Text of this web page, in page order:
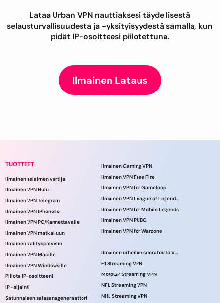
Lataa Urban VPN nauttiaksesi täydellisestä
selausturvallisuudesta ja -yksityisyydestä samalla, kun
pidät IP-osoitteesi piilotettuna.
Ilmainen Lataus
TUOTTEET
Ilmainen selaimen vartija
Ilmainen VPN Hulu
Ilmainen VPN Telegram
Ilmainen VPN IPhonelle
Ilmainen VPN PC/Kannettavalle
Ilmainen VPN matkailuun
Ilmainen välityspalvelin
Ilmainen VPN Macille
Ilmainen VPN Windowsille
Piilota IP-osoitteeni
IP -sijainti
Satunnainen salasanageneraattori
Ilmainen Gaming VPN
Ilmainen VPN Free Fire
Ilmainen VPN for Gameloop
Ilmainen VPN League of Legendsille
Ilmainen VPN for Mobile Legends
Ilmainen VPN PUBG
Ilmainen VPN for Warzone
Ilmainen urheilun suoratoisto VPN
F1 Streaming VPN
MotoGP Streaming VPN
NFL Streaming VPN
NHL Streaming VPN